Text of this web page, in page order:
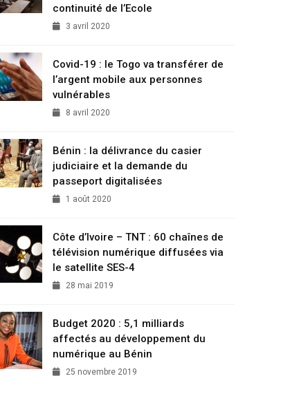
continuité de l’Ecole
3 avril 2020
Covid-19 : le Togo va transférer de
l’argent mobile aux personnes
vulnérables
8 avril 2020
Bénin : la délivrance du casier
judiciaire et la demande du
passeport digitalisées
1 août 2020
Côte d’Ivoire – TNT : 60 chaînes de
télévision numérique diffusées via
le satellite SES-4
28 mai 2019
Budget 2020 : 5,1 milliards
affectés au développement du
numérique au Bénin
25 novembre 2019